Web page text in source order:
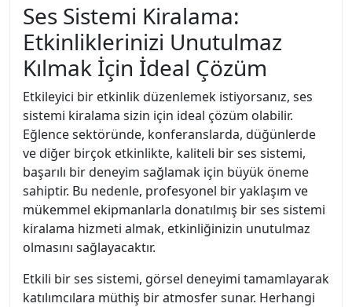
Ses Sistemi Kiralama:
Etkinliklerinizi Unutulmaz
Kılmak İçin İdeal Çözüm
Etkileyici bir etkinlik düzenlemek istiyorsanız, ses
sistemi kiralama sizin için ideal çözüm olabilir.
Eğlence sektöründe, konferanslarda, düğünlerde
ve diğer birçok etkinlikte, kaliteli bir ses sistemi,
başarılı bir deneyim sağlamak için büyük öneme
sahiptir. Bu nedenle, profesyonel bir yaklaşım ve
mükemmel ekipmanlarla donatılmış bir ses sistemi
kiralama hizmeti almak, etkinliğinizin unutulmaz
olmasını sağlayacaktır.
Etkili bir ses sistemi, görsel deneyimi tamamlayarak
katılımcılara müthiş bir atmosfer sunar. Herhangi